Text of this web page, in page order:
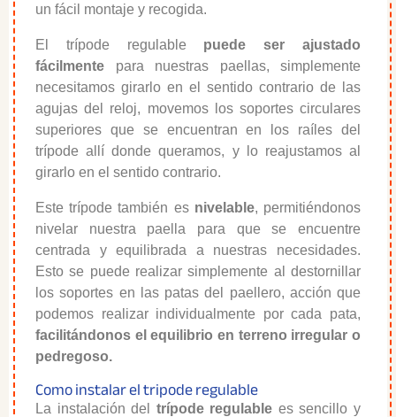
un fácil montaje y recogida.
El trípode regulable puede ser ajustado
fácilmente para nuestras paellas, simplemente
necesitamos girarlo en el sentido contrario de las
agujas del reloj, movemos los soportes circulares
superiores que se encuentran en los raíles del
trípode allí donde queramos, y lo reajustamos al
girarlo en el sentido contrario.
Este trípode también es nivelable, permitiéndonos
nivelar nuestra paella para que se encuentre
centrada y equilibrada a nuestras necesidades.
Esto se puede realizar simplemente al destornillar
los soportes en las patas del paellero, acción que
podemos realizar individualmente por cada pata,
facilitándonos el equilibrio en terreno irregular o
pedregoso.
Como instalar el tripode regulable
La instalación del trípode regulable es sencillo y